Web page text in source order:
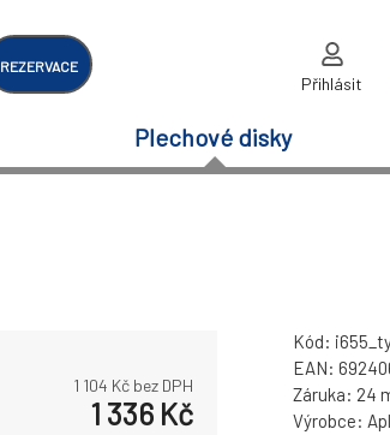
REZERVACE
Přihlásit
Plechové disky
1 104 Kč bez DPH
1 336 Kč
Kód:
EAN:
Záruka: 24
Výrobce: